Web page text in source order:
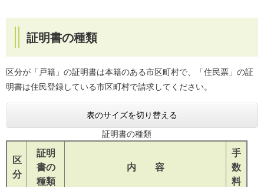
証明書の種類
区分が「戸籍」の証明書は本籍のある市区町村で、「住民票」の証
明書は住民登録している市区町村で請求してください。
表のサイズを切り替える
証明書の種類
区
分
証明
書の
種類
内 容
手
数
料